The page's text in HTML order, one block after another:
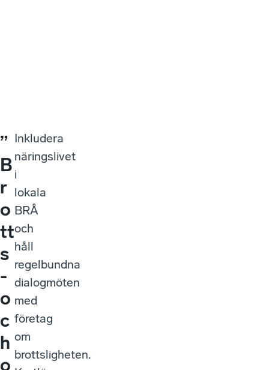
”
B
r
o
tt
s
-
o
c
h
o
Inkludera
näringslivet
i
lokala
BRÅ
och
håll
regelbundna
dialogmöten
med
företag
om
brottsligheten.